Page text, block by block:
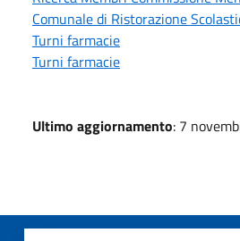
Comunale di Ristorazione
Turni farmacie
Turni farmacie
Ultimo aggiornamento: 7